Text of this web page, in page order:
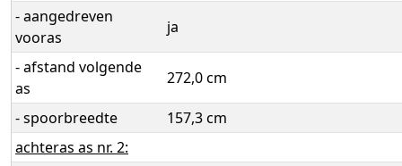
- aangedreven
vooras
ja
- afstand volgende
as
272,0 cm
- spoorbreedte
157,3 cm
achteras as nr. 2: